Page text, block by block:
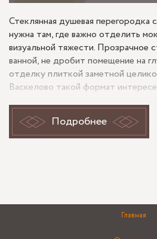
Стеклянная душевая перегородка
нужна там, где важно отделить
визуальной тяжести. Прозрачное
ванной, не дробит помещение на
отделку плиткой заметной
Васкелово такой формат
насколько точно увязаны проем,
защита от воды.
момент заказа, а каждый день:
Подробнее
Главная